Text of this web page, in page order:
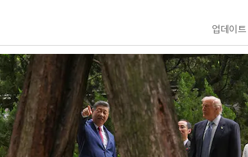
업데이트